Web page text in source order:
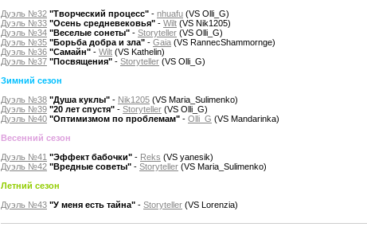
Дуэль №32 "Творческий процесс" - nhuafu (VS Olli_G)
Дуэль №33 "Осень средневековья" - Wilt (VS Nik1205)
Дуэль №34 "Веселые сонеты" - Storyteller (VS Olli_G)
Дуэль №35 "Борьба добра и зла" - Gaia (VS RannecShammornge)
Дуэль №36 "Самайн" - Wilt (VS Kathelin)
Дуэль №37 "Посвящения" - Storyteller (VS Olli_G)
Зимний сезон
Дуэль №38 "Душа куклы" - Nik1205 (VS Maria_Sulimenko)
Дуэль №39 "20 лет спустя" - Storyteller (VS Olli_G)
Дуэль №40 "Оптимизмом по проблемам" - Olli_G (VS Mandarinka)
Весенний сезон
Дуэль №41 "Эффект бабочки" - Reks (VS yanesik)
Дуэль №42 "Вредные советы" - Storyteller (VS Maria_Sulimenko)
Летний сезон
Дуэль №43 "У меня есть тайна" - Storyteller (VS Lorenzia)